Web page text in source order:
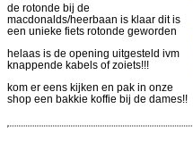
de rotonde bij de
macdonalds/heerbaan is klaar dit is
een unieke fiets rotonde geworden
helaas is de opening uitgesteld ivm
knappende kabels of zoiets!!!
kom er eens kijken en pak in onze
shop een bakkie koffie bij de dames!!